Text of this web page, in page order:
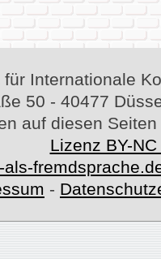
für Internationale
50 - 40477
auf diesen
Lizenz BY-
-